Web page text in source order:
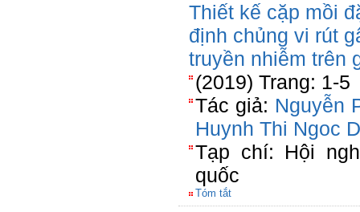
Thiết kế cặp mồi
định chủng vi rút
truyền nhiễm trên
(2019) Trang: 1-5
Tác giả: Nguyễn
Huynh Thi Ngoc
Tạp chí: Hội
quốc
Tóm tắt